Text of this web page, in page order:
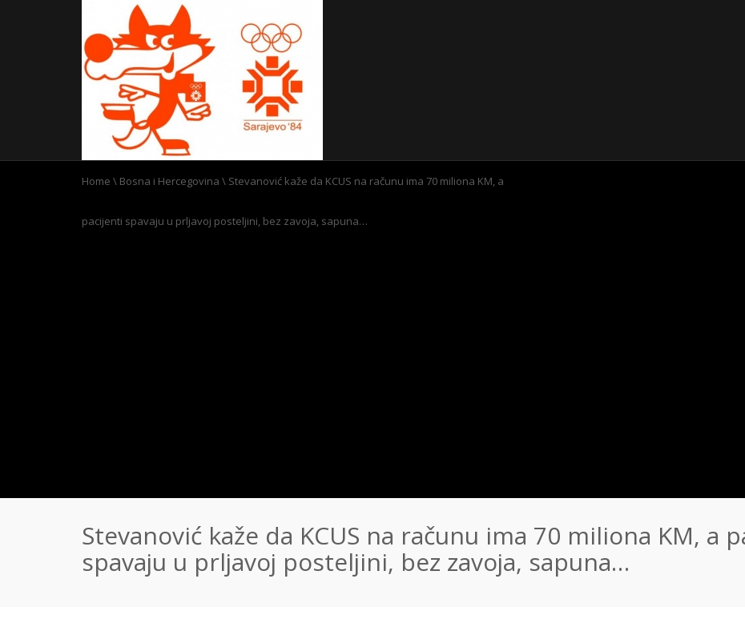
Home \ Bosna i Hercegovina \ Stevanović kaže da KCUS na računu ima 70 miliona KM, a
pacijenti spavaju u prljavoj posteljini, bez zavoja, sapuna…
Stevanović kaže da KCUS na računu ima 70 miliona KM, a
spavaju u prljavoj posteljini, bez zavoja, sapuna…